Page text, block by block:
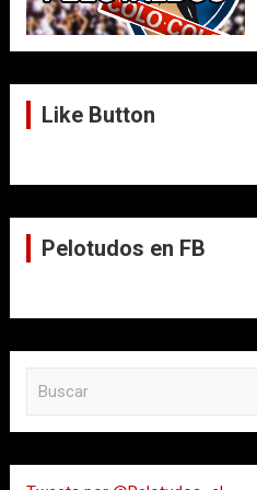
Like Button
Pelotudos en FB
a